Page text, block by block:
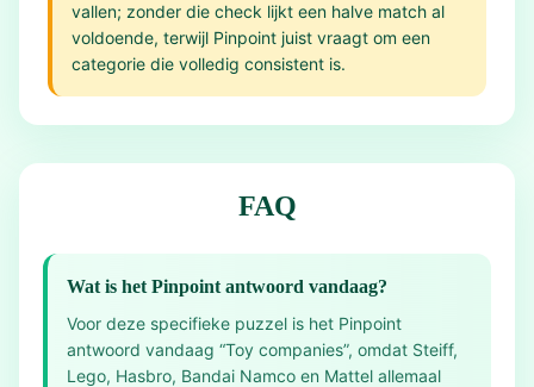
vallen; zonder die check lijkt een halve match al
voldoende, terwijl Pinpoint juist vraagt om een
categorie die volledig consistent is.
FAQ
Wat is het Pinpoint antwoord vandaag?
Voor deze specifieke puzzel is het Pinpoint
antwoord vandaag “Toy companies”, omdat Steiff,
Lego, Hasbro, Bandai Namco en Mattel allemaal